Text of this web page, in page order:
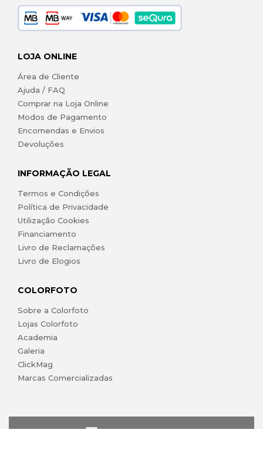
LOJA ONLINE
Área de Cliente
Ajuda / FAQ
Comprar na Loja Online
Modos de Pagamento
Encomendas e Envios
Devoluções
INFORMAÇÃO LEGAL
Termos e Condições
Política de Privacidade
Utilização Cookies
Financiamento
Livro de Reclamações
Livro de Elogios
COLORFOTO
Sobre a Colorfoto
Lojas Colorfoto
Academia
Galeria
ClickMag
Marcas Comercializadas
lojaonline@colorfoto.pt